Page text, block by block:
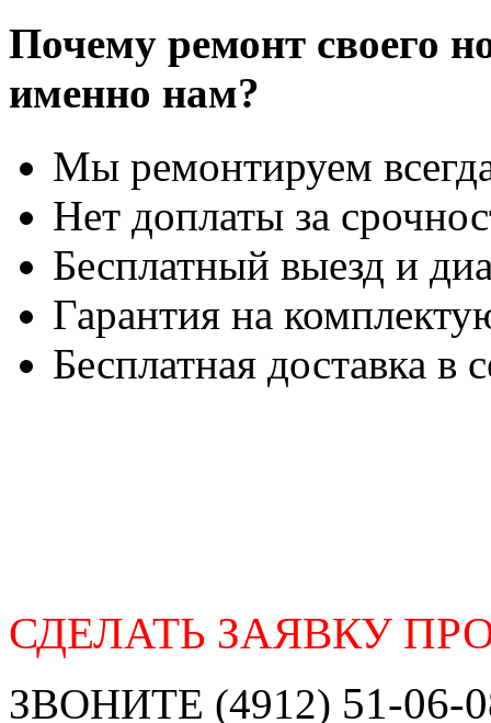
Почему ремонт своего
именно нам?
Мы ремонтируем
Нет доплаты за
Бесплатный выезд и
Гарантия на
Бесплатная доставка в
СДЕЛАТЬ ЗАЯВКУ
ЗВОНИТЕ (4912) 51-06-